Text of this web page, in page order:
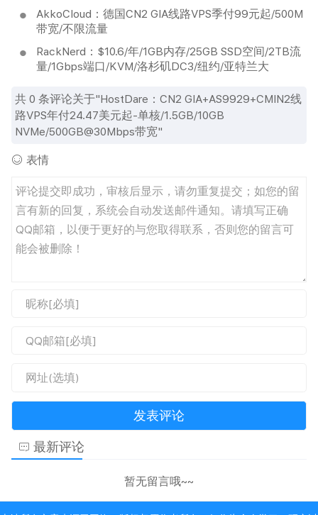
AkkoCloud：德国CN2 GIA线路VPS季付99元起/500M
带宽/不限流量
RackNerd：$10.6/年/1GB内存/25GB SSD空间/2TB流
量/1Gbps端口/KVM/洛杉矶DC3/纽约/亚特兰大
共0 条评论关于"HostDare：CN2 GIA+AS9929+CMIN2线
路VPS年付24.47美元起-单核/1.5GB/10GB
NVMe/500GB@30Mbps带宽"
表情
最新评论
暂无留言哦~~